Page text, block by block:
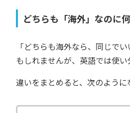
どちらも「海外」なのに
「どちらも海外なら、同じで
もしれませんが、英語では使い
違いをまとめると、次のように